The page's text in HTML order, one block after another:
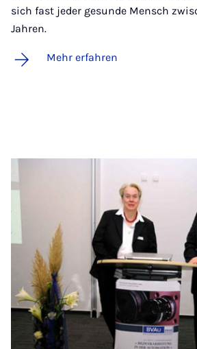
sich fast jeder gesunde Mensch
Jahren.
Mehr erfahren